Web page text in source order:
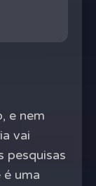
e nem
vai
pesquisas
uma